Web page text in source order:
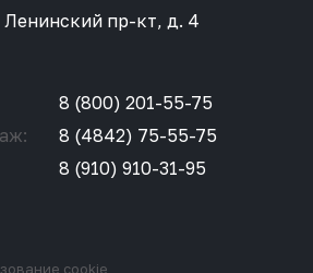
Ленинский пр-кт, д. 4
8 (800) 201-55-75
8 (4842) 75-55-75
8 (910) 910-31-95
cookie